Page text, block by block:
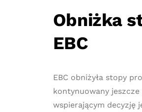
Obniżka
EBC
EBC obniżyła stopy
kontynuowany
wspierającym decyzję